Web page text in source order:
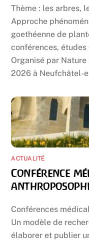
Thème : les arbres,
Approche
goethéenne de
conférences, études
Organisé par
2026 à Neufchâtel-
ACTUALITÉ
Conférence
Conférences
Un modèle de
élaborer et publier